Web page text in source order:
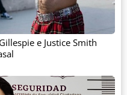
e Justice Smith